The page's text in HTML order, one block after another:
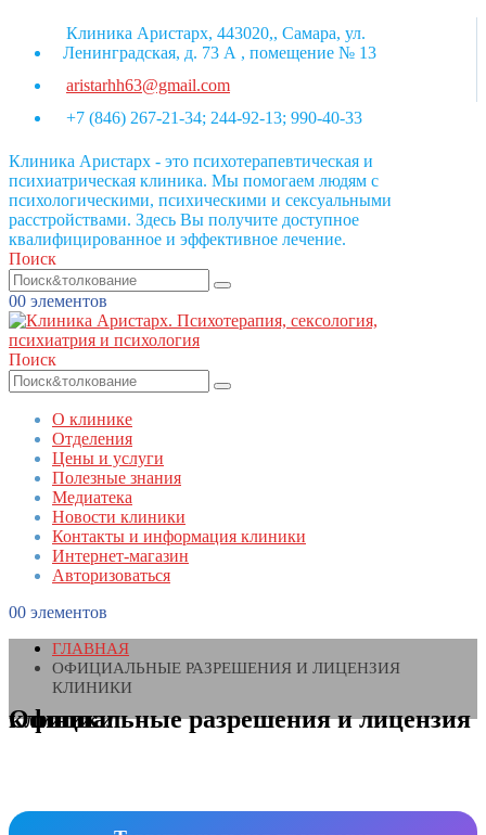
Клиника Аристарх, 443020,, Самара, ул.
Ленинградская, д. 73 А , помещение № 13
aristarhh63@gmail.com
+7 (846) 267-21-34; 244-92-13; 990-40-33
Клиника Аристарх - это психотерапевтическая и
психиатрическая клиника. Мы помогаем людям с
психологическими, психическими и сексуальными
расстройствами. Здесь Вы получите доступное
квалифицированное и эффективное лечение.
Поиск
00 элементов
Поиск
О клинике
Отделения
Цены и услуги
Полезные знания
Медиатека
Новости клиники
Контакты и информация клиники
Интернет-магазин
Авторизоваться
00 элементов
ГЛАВНАЯ
ОФИЦИАЛЬНЫЕ РАЗРЕШЕНИЯ И ЛИЦЕНЗИЯ
КЛИНИКИ
Официальные разрешения и лицензия клиники